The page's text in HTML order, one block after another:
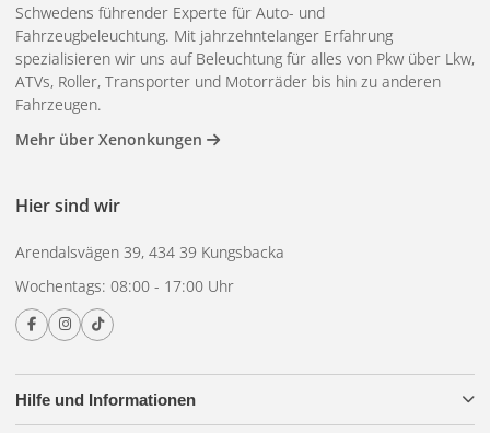
Hilfe und Informationen
Schwedens führender Experte für Auto- und
Fahrzeugbeleuchtung. Mit jahrzehntelanger Erfahrung
spezialisieren wir uns auf Beleuchtung für alles von Pkw über Lkw,
ATVs, Roller, Transporter und Motorräder bis hin zu anderen
Fahrzeugen.
Mehr über Xenonkungen
Hier sind wir
Arendalsvägen 39, 434 39 Kungsbacka
Wochentags: 08:00 - 17:00 Uhr